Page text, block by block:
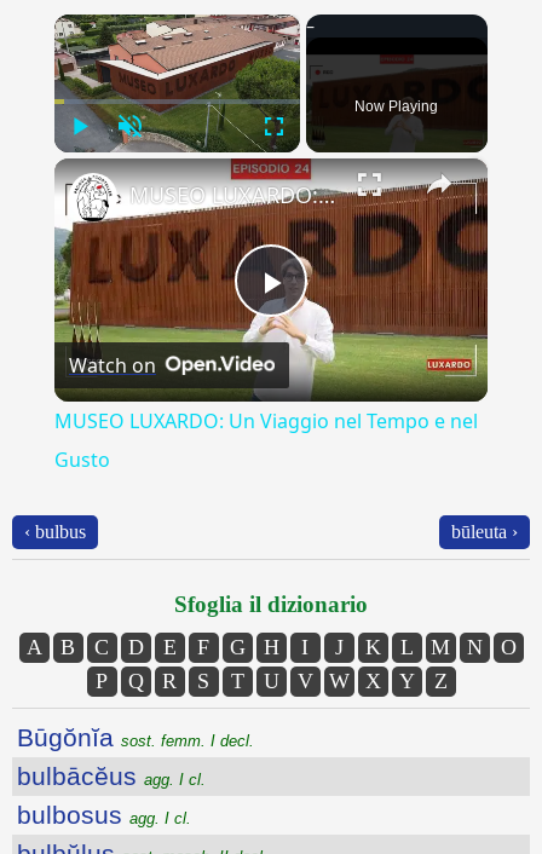
×
Play Unmute Fullscreen
Now Playing
×
Play
Video
MUSEO LUXARDO: Un Viaggio nel Tempo e nel Gusto
Watch on
MUSEO LUXARDO: Un Viaggio nel Tempo e nel
Gusto
‹ bulbus būleuta ›
Sfoglia il dizionario
A B C D E F G H I J K L M N
O
P
Q R S T U V W X Y Z
Būgŏnĭa sost. femm. I decl.
bulbācĕus agg. I cl.
bulbosus agg. I cl.